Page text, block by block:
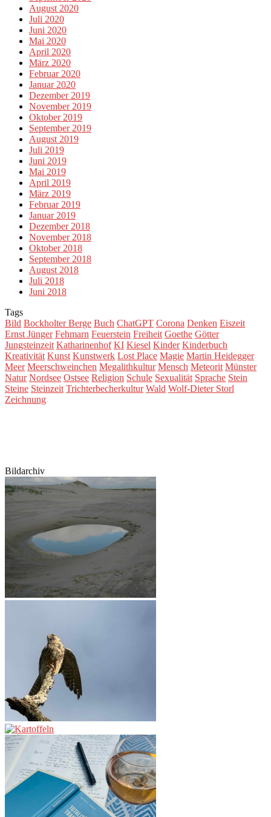
August 2020
Juli 2020
Juni 2020
Mai 2020
April 2020
März 2020
Februar 2020
Januar 2020
Dezember 2019
November 2019
Oktober 2019
September 2019
August 2019
Juli 2019
Juni 2019
Mai 2019
April 2019
März 2019
Februar 2019
Januar 2019
Dezember 2018
November 2018
Oktober 2018
September 2018
August 2018
Juli 2018
Juni 2018
Tags
Bild Bockholter Berge Buch ChatGPT Corona Denken Eiszeit
Ernst Jünger Fehmarn Feuerstein Freiheit Goethe Götter
Jungsteinzeit Katharinenhof KI Kiesel Kinder Kinderbuch
Kreativität Kunst Kunstwerk Lost Place Magie Martin Heidegger
Meer Meerschweinchen Megalithkultur Mensch Meteorit Münster
Natur Nordsee Ostsee Religion Schule Sexualität Sprache Stein
Steine Steinzeit Trichterbecherkultur Wald Wolf-Dieter Storl
Zeichnung
Bildarchiv